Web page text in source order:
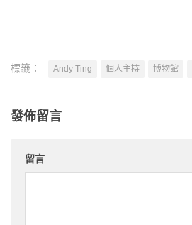
標籤： Andy Ting 個人主持 博物館
發佈留言
留言